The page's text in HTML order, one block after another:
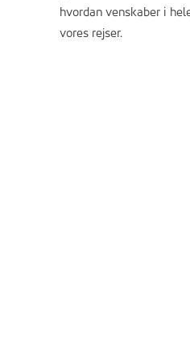
hvordan venskaber i
vores rejser.